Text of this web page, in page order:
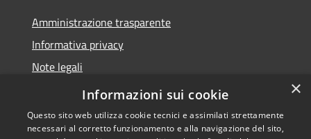
Amministrazione trasparente
Informativa privacy
Note legali
Dichiarazione di accessibilità
×
Informazioni sui cookie
Questo sito web utilizza cookie tecnici e assimilati strettamente
necessari al corretto funzionamento e alla navigazione del sito,